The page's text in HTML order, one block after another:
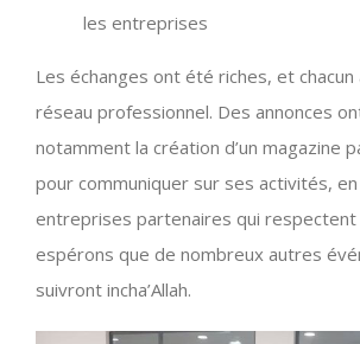
les entreprises
Les échanges ont été riches, et
réseau professionnel. Des annonces
notamment la création d’un magazine
pour communiquer sur ses activités,
entreprises partenaires qui respectent
espérons que de nombreux autres
suivront incha’Allah.